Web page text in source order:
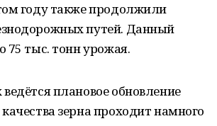
году также продолжили
путей. Данный
75 тыс. тонн урожая.
плановое обновление
зерна проходит намного